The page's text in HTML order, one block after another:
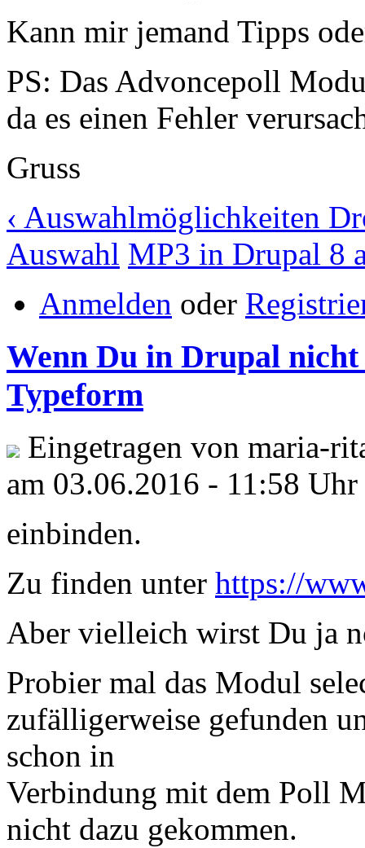
Kann mir jemand Tipps
PS: Das Advoncepoll
da es einen Fehler
Gruss
‹ Auswahlmöglichkeiten
Auswahl MP3 in Drupal 8
Anmelden oder
Wenn Du in Drupal
Typeform
Eingetragen von maria-
am 03.06.2016 - 11:58 Uhr
einbinden.
Zu finden unter https://
Aber vielleich wirst Du ja
Probier mal das Modul
zufälligerweise gefunden
schon in
Verbindung mit dem Poll
nicht dazu gekommen.